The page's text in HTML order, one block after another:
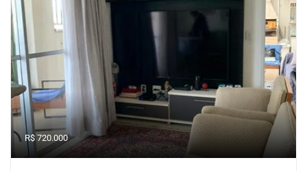
R$ 720.000